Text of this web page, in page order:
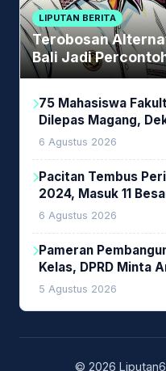
LIPUTAN BERITA
Terobosan
Bali Jadi
Pembiayaan
75 Mahasiswa
Dilepas Magang,
Penting
6 Agustus 2026
Pacitan Tembus
2024, Masuk 11
6 Agustus 2026
Pameran
Kelas, DPRD Minta
Prioritas
5 Agustus 2026
© 2026